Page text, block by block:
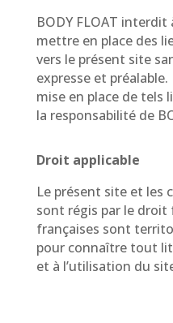
BODY FLOAT
mettre en place des
vers le présent site
expresse et
mise en place de tels
la responsabilité de
Droit applicable
Le présent site et les
sont régis par le
françaises sont
pour connaître tout
et à l’utilisation du